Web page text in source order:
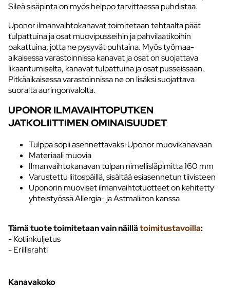
Sileä sisäpinta on myös helppo tarvittaessa puhdistaa.
Uponor ilmanvaihtokanavat toimitetaan tehtaalta päät
tulpattuina ja osat muovipusseihin ja pahvilaatikoihin
pakattuina, jotta ne pysyvät puhtaina. Myös työmaa-
aikaisessa varastoinnissa kanavat ja osat on suojattava
likaantumiselta, kanavat tulpattuina ja osat pusseissaan.
Pitkäaikaisessa varastoinnissa ne on lisäksi suojattava
suoralta auringonvalolta.
UPONOR ILMAVAIHTOPUTKEN
JATKOLIITTIMEN OMINAISUUDET
Tulppa sopii asennettavaksi Uponor muovikanavaan
Materiaali muovia
Ilmanvaihtokanavan tulpan nimellisläpimitta 160 mm
Varustettu liitospäillä, sisältää esiasennetun tiivisteen
Uponorin muoviset ilmanvaihtotuotteet on kehitetty
yhteistyössä Allergia- ja Astmaliiton kanssa
Tämä tuote toimitetaan vain näillätoimitustavoilla:
- Kotiinkuljetus
- Erillisrahti
Kanavakoko